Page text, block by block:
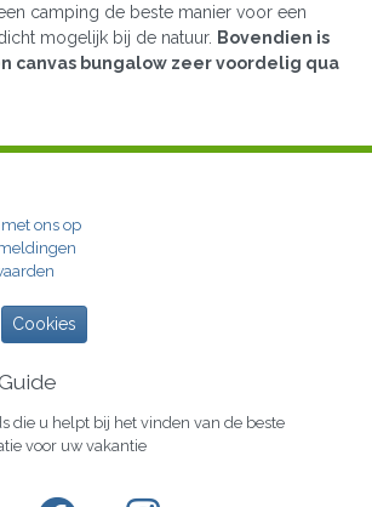
camping de beste manier voor een
mogelijk bij de natuur. Bovendien is
canvas bungalow zeer voordelig qua
ons op
Cookies
die u helpt bij het vinden van de beste
voor uw vakantie